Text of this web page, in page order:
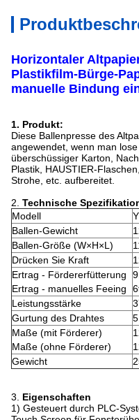
Horizontaler
Plastikfilm-Bürge-
manuelle Bindung
1. Produkt:
Diese Ballenpresse des
angewendet, wenn man
überschüssiger Karton,
Plastik, HAUSTIER-
Strohe, etc. aufbereitet.
2. Technische
Modell
Ballen-Gewicht
Ballen-Größe (W×H×L)
Drücken Sie Kraft
Ertrag - Fördererfütterung
Ertrag - manuelles Feeing
Leistungsstärke
Gurtung des Drahtes
Maße (mit Förderer)
Maße (ohne Förderer)
Gewicht
3. Eigenschaften
1) Gesteuert durch PLC-